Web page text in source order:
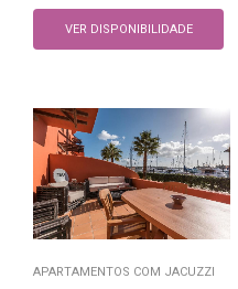
VER DISPONIBILIDADE
APARTAMENTOS COM JACUZZI